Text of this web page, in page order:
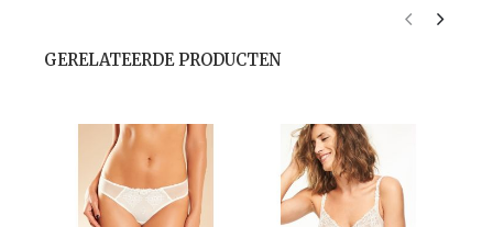
GERELATEERDE PRODUCTEN